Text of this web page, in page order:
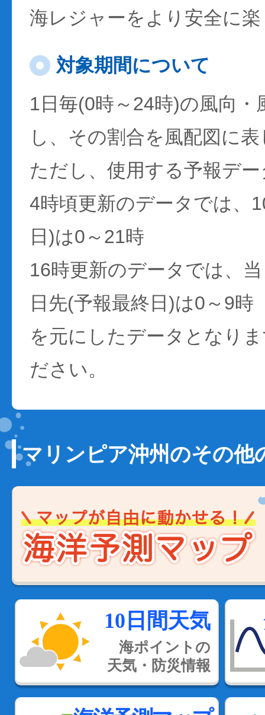
海レジャーをより安全に
対象期間について
1日毎(0時～24時)の風向・
し、その割合を風配図に
ただし、使用する予報デ
4時頃更新のデータでは、
日)は0～21時
16時更新のデータでは、
日先(予報最終日)は0～9時
を元にしたデータとなり
ださい。
マリンピア沖州のその他
10日間天気
海ポイントの
天気・防災情報